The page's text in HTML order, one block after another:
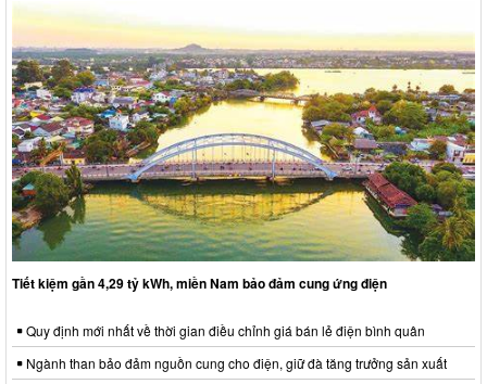
Tiết kiệm gần 4,29 tỷ kWh, miền Nam bảo đảm cung ứng điện
Quy định mới nhất về thời gian điều chỉnh giá bán lẻ điện bình quân
Ngành than bảo đảm nguồn cung cho điện, giữ đà tăng trưởng sản xuất